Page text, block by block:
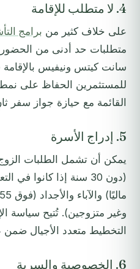
4. لا متطلب للإقامة
على خلاف كثير من برامج
متطلبات حد أدنى من الحضور
سانت كيتس ونيفيس
للمستثمرين الحفاظ على نمط
القائمة مع حيازة جواز سفر
5. إدراج الأسرة
يمكن أن تشمل الطلبات
(دون 30 سنة إذا كانوا
وغير متزوجين). تُتيح سياسة
التخطيط متعدد الأجيال
6. الخصوصية والسرية